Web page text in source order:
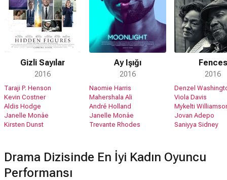
Gizli Sayılar
2016
Taraji P. Henson
Kevin Costner
Aldis Hodge
Janelle Monáe
Kirsten Dunst
Ay Işığı
2016
Naomie Harris
Mahershala Ali
André Holland
Janelle Monáe
Trevante Rhodes
Fences
2016
Denzel
Viola Davis
Mykelti
Jovan Adepo
Saniyya Sidney
Drama Dizisinde En İyi Kadın Oyuncu
Performansı